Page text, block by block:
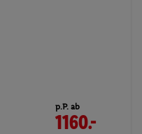
p.P. ab
1160.-